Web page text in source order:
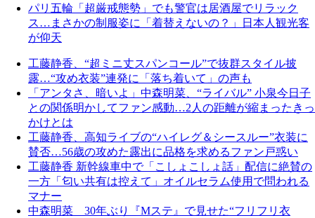
パリ五輪「超厳戒態勢」でも警官は居酒屋でリラック
ス…まさかの制服姿に「着替えないの？」日本人観光客
が仰天
工藤静香、“超ミニ丈スパンコール”で抜群スタイル披
露…“攻め衣装”連発に「落ち着いて」の声も
「アンタさ、暗いよ」中森明菜、“ライバル” 小泉今日子
との関係明かしてファン感動…2人の距離が縮まったきっ
かけとは
工藤静香、高知ライブの“ハイレグ＆シースルー”衣装に
賛否…56歳の攻めた露出に品格を求めるファン戸惑い
工藤静香 新幹線車中で「こしょこしょ話」配信に絶賛の
一方「匂い共有は控えて」オイルセラム使用で問われる
マナー
中森明菜 30年ぶり『Mステ』で見せた“フリフリ衣